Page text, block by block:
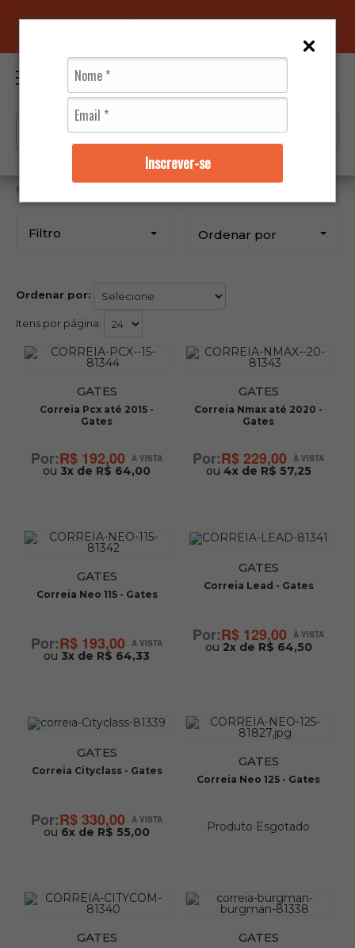
Inscrever-se
Filtro Ordenar por
Ordenar por:
Itens por página:
GATES
Correia Pcx até 2015 -
Gates
R$ 192,00
ou 3x de R$ 64,00
GATES
Correia Nmax até 2020 -
Gates
R$ 229,00
ou 4x de R$ 57,25
GATES
Correia Neo 115 - Gates
R$ 193,00
ou 3x de R$ 64,33
GATES
Correia Lead - Gates
R$ 129,00
ou 2x de R$ 64,50
GATES
Correia Cityclass - Gates
R$ 330,00
ou 6x de R$ 55,00
GATES
Correia Neo 125 - Gates
Produto Esgotado
GATES GATES